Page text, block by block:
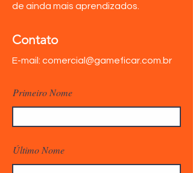
de ainda mais aprendizados.
Contato
E-mail: comercial@gameficar.com.br
Primeiro Nome
Último Nome